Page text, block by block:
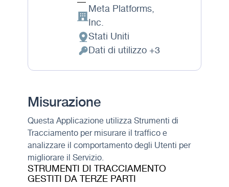
Azienda:
Meta Platforms,
Inc.
Luogo del trattamento:
Stati Uniti
Permessi richiesti:
Dati di utilizzo +3
Misurazione
Questa Applicazione utilizza Strumenti di
Tracciamento per misurare il traffico e
analizzare il comportamento degli Utenti per
migliorare il Servizio.
STRUMENTI DI TRACCIAMENTO
GESTITI DA TERZE PARTI